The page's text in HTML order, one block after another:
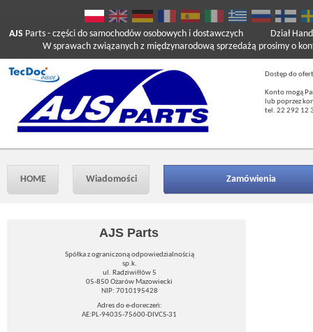
AJS Parts - części do samochodów osobowych i dostawczych
W sprawach związanych z międzynarodową sprzedażą prosimy o
Dział
Dostęp do
Konto mogą
lub poprzez
tel. 22 292 12
HOME Wiadomości Zamówienia
AJS Parts
Spółka z ograniczoną odpowiedzialnością
sp.k.
ul. Radziwiłłów 5
05-850 Ożarów Mazowiecki
NIP: 7010195428
Adres do e-doreczeń:
AE:PL-94035-75600-DIVCS-31